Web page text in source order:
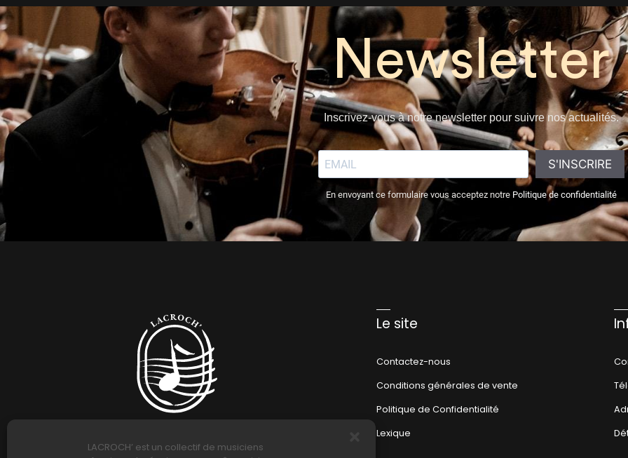
Newsletter
Inscrivez-vous à notre newsletter pour suivre nos actualités.
S'INSCRIRE
En envoyant ce formulaire vous acceptez notre Politique de confidentialité
LACROCH’ est un collectif de musiciens
Le site
Contactez-nous
Conditions générales de vente
Politique de Confidentialité
Lexique